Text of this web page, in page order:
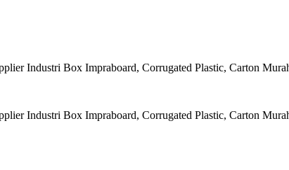
Industri Box Impraboard, Corrugated Plastic, Carton
Industri Box Impraboard, Corrugated Plastic, Carton